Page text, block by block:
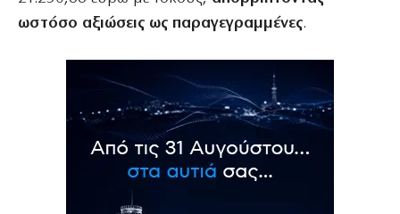
ωστόσο αξιώσεις ως παραγεγραμμένες.